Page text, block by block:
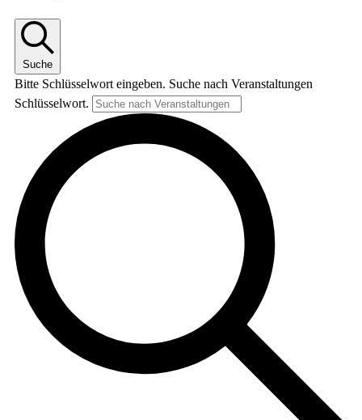
Suche
Bitte Schlüsselwort eingeben. Suche nach Veranstaltungen
Schlüsselwort.